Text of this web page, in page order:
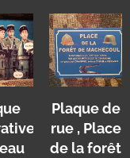
Plaque de
rue , Place
de la forêt